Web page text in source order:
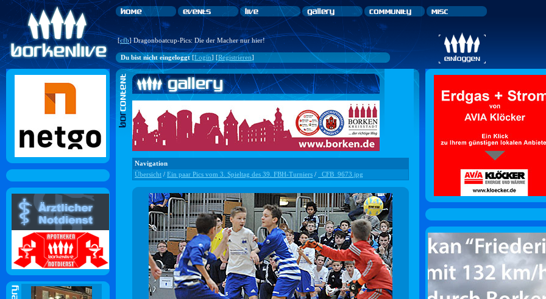
[cfb] Dragonboatcup-Pics: Die der Macher nur hier!
Du bist nicht eingeloggt[Login] [Registrieren]
Navigation
Übersicht / Ein paar Pics vom 3. Spieltag des 39. FBH-Turniers / _CFB_9673.jpg